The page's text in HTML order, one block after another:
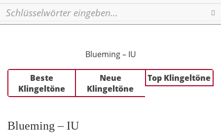
Blueming – IU
Beste
Klingeltöne
Neue
Klingeltöne
Top Klingeltöne
Blueming – IU